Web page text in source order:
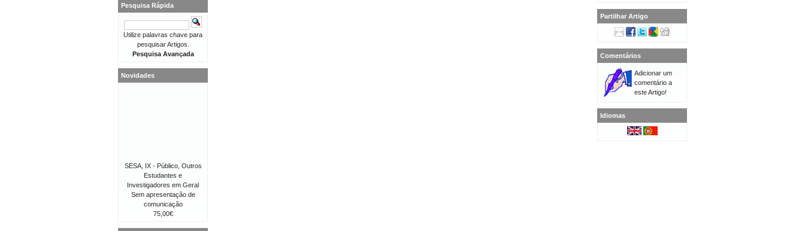
Pesquisa Rápida
Utilize palavras chave para
pesquisar Artigos.
Pesquisa Avançada
Novidades
SESA, IX - Público, Outros
Estudantes e
Investigadores em Geral
Sem apresentação de
comunicação
75,00€
Partilhar Artigo
Comentários
Adicionar um
comentário a
este Artigo!
Idiomas